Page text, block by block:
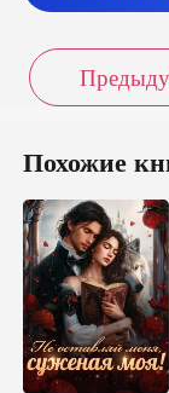
Похожие